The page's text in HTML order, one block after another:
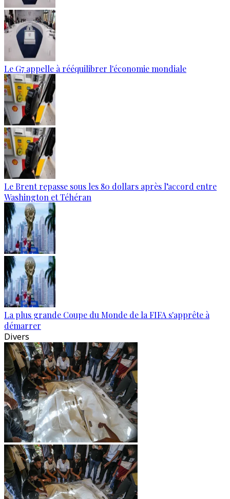
Le G7 appelle à rééquilibrer l'économie mondiale
Le Brent repasse sous les 80 dollars après l’accord entre
Washington et Téhéran
La plus grande Coupe du Monde de la FIFA s'apprête à
démarrer
Divers